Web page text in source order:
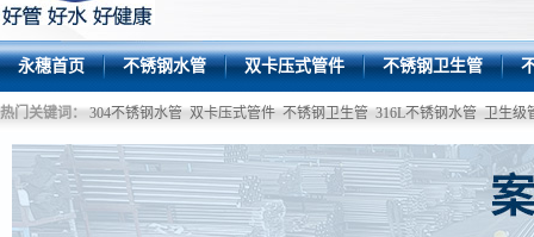
永穗首页 不锈钢水管 双卡压式管件 不锈钢卫生管
热门关键词： 304不锈钢水管 双卡压式管件 不锈钢卫生管 316L不锈钢水管 卫生级